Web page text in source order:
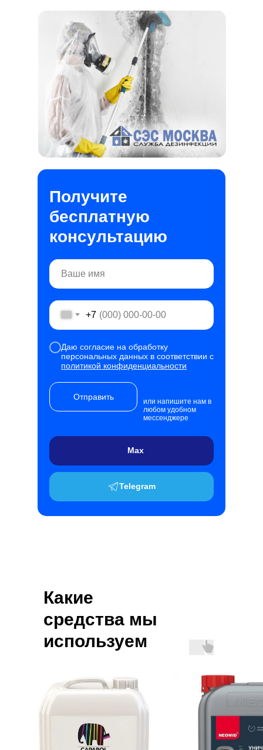
Получите
бесплатную
консультацию
+7
Даю согласие на обработку
персональных данных в соответствии с
политикой конфиденциальности
Отправить
Telegram
Max
или напишите нам в
любом удобном
мессенджере
Какие
средства мы
используем